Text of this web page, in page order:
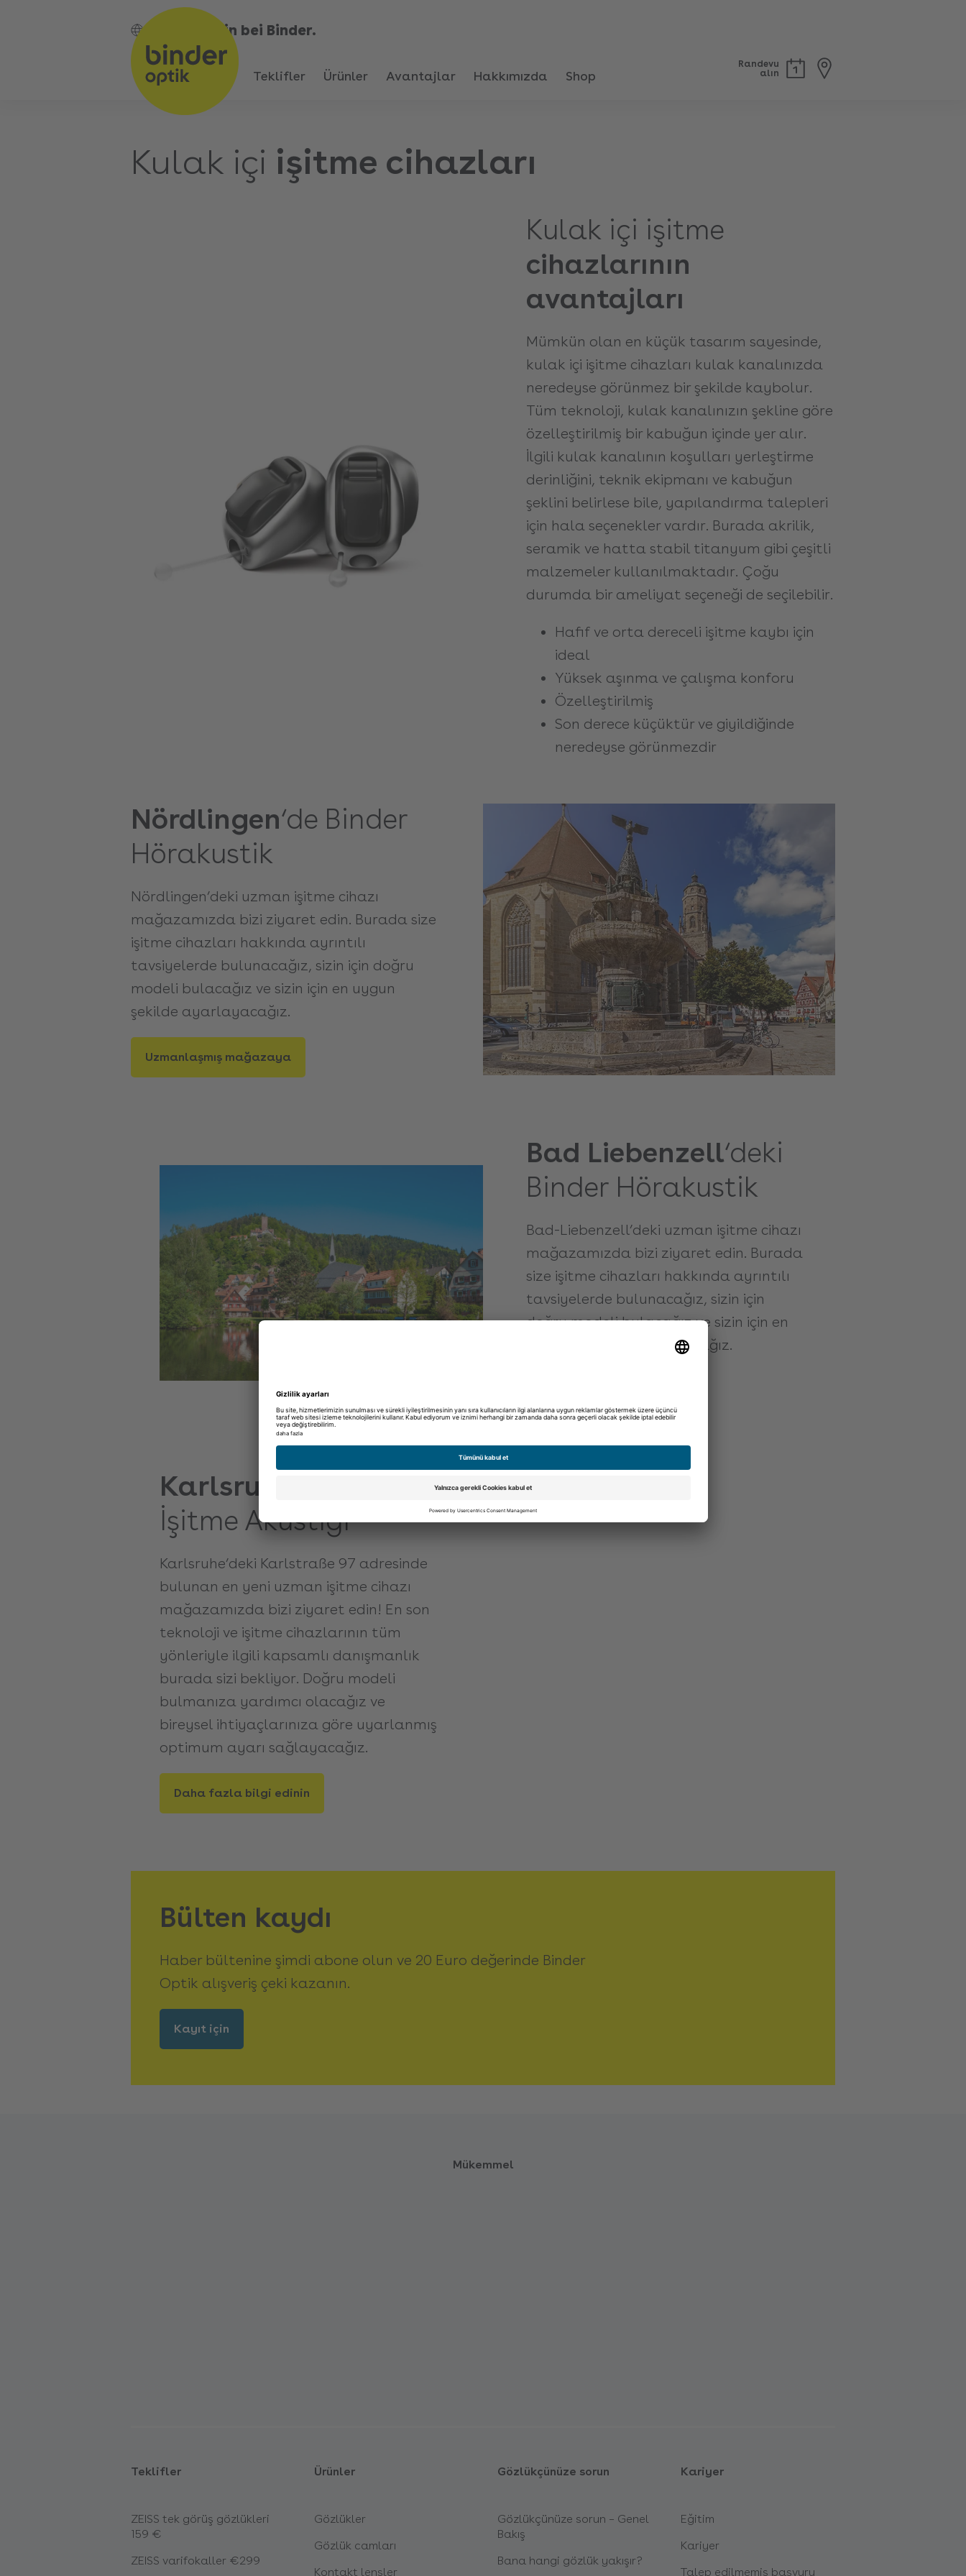
Bin bei Binder.
Teklifler Ürünler Avantajlar Hakkımızda Shop
Randevu
alın
Kulak içi işitme cihazları
Kulak içi işitme
cihazlarının
avantajları
Mümkün olan en küçük tasarım sayesinde,
kulak içi işitme cihazları kulak kanalınızda
neredeyse görünmez bir şekilde kaybolur.
Tüm teknoloji, kulak kanalınızın şekline göre
özelleştirilmiş bir kabuğun içinde yer alır.
İlgili kulak kanalının koşulları yerleştirme
derinliğini, teknik ekipmanı ve kabuğun
şeklini belirlese bile, yapılandırma talepleri
için hala seçenekler vardır. Burada akrilik,
seramik ve hatta stabil titanyum gibi çeşitli
malzemeler kullanılmaktadır. Çoğu
durumda bir ameliyat seçeneği de seçilebilir.
Hafif ve orta dereceli işitme kaybı için
ideal
Yüksek aşınma ve çalışma konforu
Özelleştirilmiş
Son derece küçüktür ve giyildiğinde
neredeyse görünmezdir
Nördlingen‘de Binder
Hörakustik
Nördlingen’deki uzman işitme cihazı
mağazamızda bizi ziyaret edin. Burada size
işitme cihazları hakkında ayrıntılı
tavsiyelerde bulunacağız, sizin için doğru
modeli bulacağız ve sizin için en uygun
şekilde ayarlayacağız.
Uzmanlaşmış mağazaya
Bad Liebenzell‘deki
Binder Hörakustik
Bad-Liebenzell’deki uzman işitme cihazı
mağazamızda bizi ziyaret edin. Burada
size işitme cihazları hakkında ayrıntılı
tavsiyelerde bulunacağız, sizin için
doğru modeli bulacağız ve sizin için en
uygun şekilde ayarlayacağız.
Karlsruhe
İşitme Akustiği
Karlsruhe’deki Karlstraße 97 adresinde
bulunan en yeni uzman işitme cihazı
mağazamızda bizi ziyaret edin! En son
teknoloji ve işitme cihazlarının tüm
yönleriyle ilgili kapsamlı danışmanlık
burada sizi bekliyor. Doğru modeli
bulmanıza yardımcı olacağız ve
bireysel ihtiyaçlarınıza göre uyarlanmış
optimum ayarı sağlayacağız.
Daha fazla bilgi edinin
Bülten kaydı
Haber bültenine şimdi abone olun ve 20 Euro değerinde Binder
Optik alışveriş çeki kazanın.
Kayıt için
Mükemmel
Teklifler
ZEISS tek görüş gözlükleri
159 €
ZEISS varifokaller €299
Ürünler
Gözlükler
Gözlük camları
Kontakt lensler
Gözlükçünüze sorun
Gözlükçünüze sorun – Genel
Bakış
Bana hangi gözlük yakışır?
Kariyer
Eğitim
Kariyer
Talep edilmemiş başvuru